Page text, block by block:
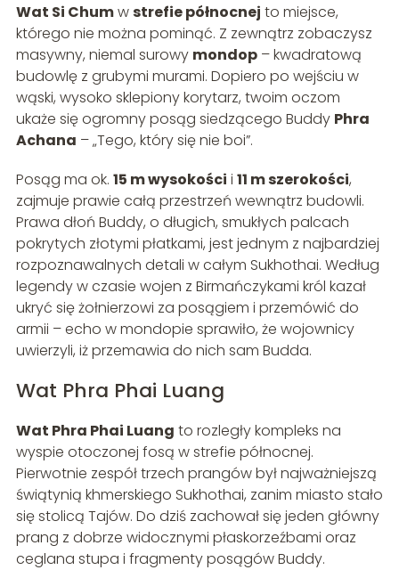
Wat Si Chumwstrefie północnej to miejsce,
którego nie można pominąć. Z zewnątrz zobaczysz
masywny, niemal surowy mondop– kwadratową
budowlę z grubymi murami. Dopiero po wejściu w
wąski, wysoko sklepiony korytarz, twoim oczom
ukaże się ogromny posąg siedzącego Buddy Phra
Achana – „Tego, który się nie boi”.
Posąg ma ok. 15 m wysokości i 11 m szerokości,
zajmuje prawie całą przestrzeń wewnątrz budowli.
Prawa dłoń Buddy, o długich, smukłych palcach
pokrytych złotymi płatkami, jest jednym z najbardziej
rozpoznawalnych detali w całym Sukhothai. Według
legendy w czasie wojen z Birmańczykami król kazał
ukryć się żołnierzowi za posągiem i przemówić do
armii – echo w mondopie sprawiło, że wojownicy
uwierzyli, iż przemawia do nich sam Budda.
Wat Phra Phai Luang
Wat Phra Phai Luang to rozległy kompleks na
wyspie otoczonej fosą w strefie północnej.
Pierwotnie zespół trzech prangów był najważniejszą
świątynią khmerskiego Sukhothai, zanim miasto stało
się stolicą Tajów. Do dziś zachował się jeden główny
prang z dobrze widocznymi płaskorzeźbami oraz
ceglana stupa i fragmenty posągów Buddy.